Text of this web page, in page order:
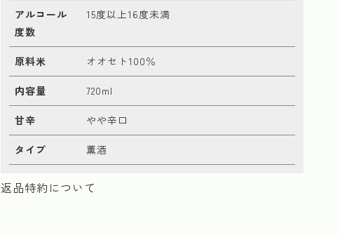
アルコール
度数
15度以上16度未満
原料米 オオセト100％
内容量 720ml
甘辛 やや辛口
タイプ 薫酒
返品特約について